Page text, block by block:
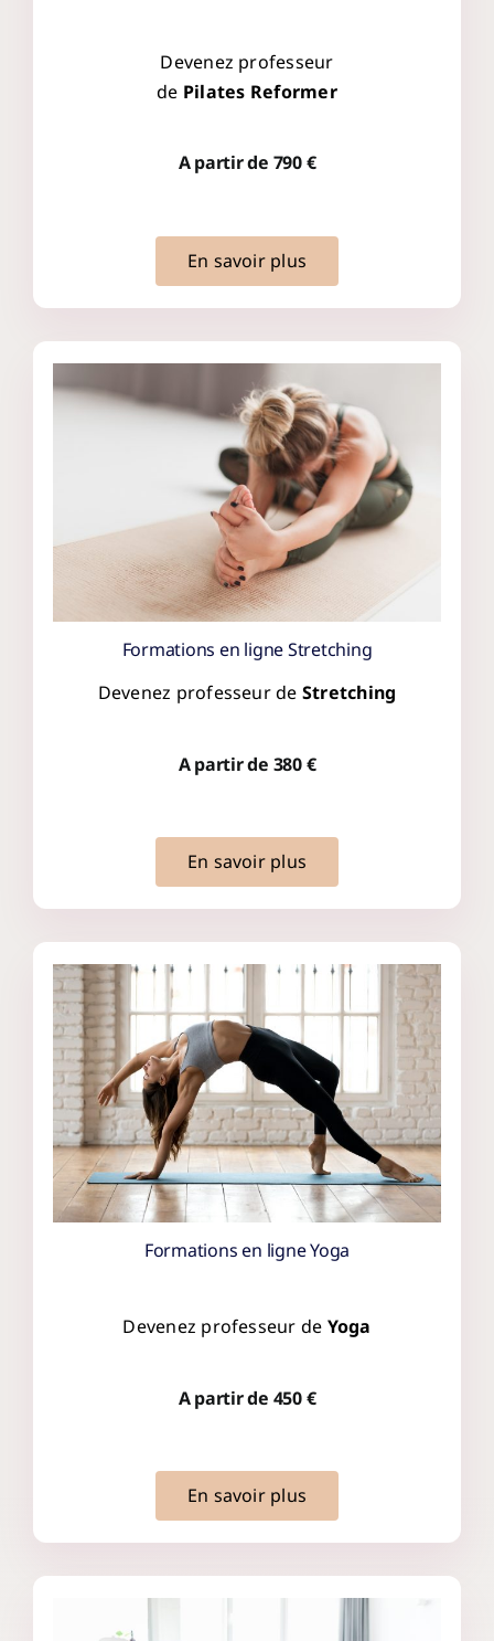
Devenez professeur
de Pilates Reformer
A partir de 790 €
En savoir plus
Formations en ligne Stretching
Devenez professeur de Stretching
A partir de 380 €
En savoir plus
Formations en ligne Yoga
Devenez professeur de Yoga
A partir de 450 €
En savoir plus